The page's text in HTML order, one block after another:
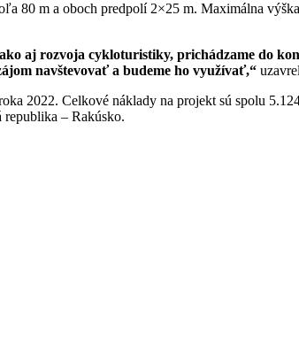
80 m a oboch predpolí 2×25 m. Maximálna
aj rozvoja cykloturistiky, prichádzame do
navštevovať a budeme ho využívať,“
2022. Celkové náklady na projekt sú spolu
– Rakúsko.